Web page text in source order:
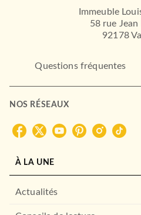
Immeuble
58 rue Jean
92178
Questions fréquentes
NOS RÉSEAUX
À LA UNE
Actualités